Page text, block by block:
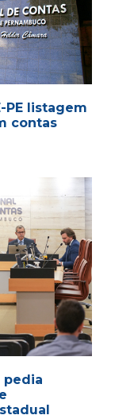
PE listagem
contas
pedia